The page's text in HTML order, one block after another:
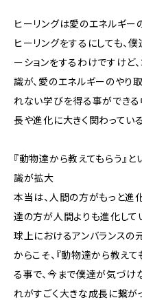
ヒーリングは愛のエネルギー
ヒーリングをするにしても、
ーションをするわけですけど
識が、愛のエネルギーのやり
れない学びを得る事ができ
長や進化に大きく関わってい
『動物達から教えてもらう』
識が拡大
本当は、人間の方がもっと進
達の方が人間よりも進化して
球上におけるアンバランスの
からこそ、『動物達から教え
る事で、今まで僕達が気づけ
れがすごく大きな成長に繋が